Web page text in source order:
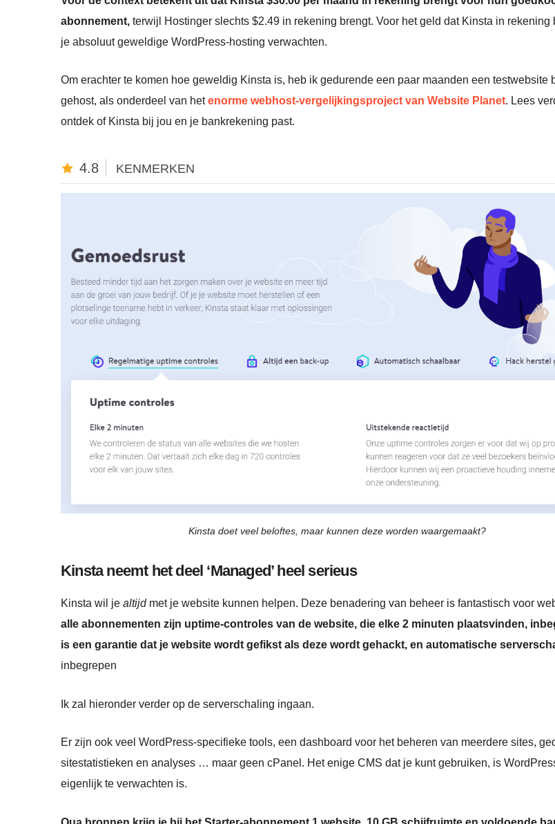
abonnement, terwijl Hostinger slechts $2.49 in rekening brengt. Voor het geld dat Kinsta in rekening
je absoluut geweldige WordPress-hosting verwachten.
Om erachter te komen hoe geweldig Kinsta is, heb ik gedurende een paar maanden een testwebsite
gehost, als onderdeel van hetenorme webhost-vergelijkingsproject van Website Planet. Lees
ontdek of Kinsta bij jou en je bankrekening past.
4.8 KENMERKEN
Kinsta doet veel beloftes, maar kunnen deze worden waargemaakt?
Kinsta neemt het deel ‘Managed’ heel serieus
Kinsta wil je altijdmet je website kunnen helpen. Deze benadering van beheer is fantastisch voor
alle abonnementen zijn uptime-controles van de website, die elke 2 minuten plaatsvinden,
is een garantie dat je website wordt gefikst als deze wordt gehackt, en automatische
inbegrepen
Ik zal hieronder verder op de serverschaling ingaan.
Er zijn ook veel WordPress-specifieke tools, een dashboard voor het beheren van meerdere sites,
sitestatistieken en analyses … maar geen cPanel. Het enige CMS dat je kunt gebruiken, is
eigenlijk te verwachten is.